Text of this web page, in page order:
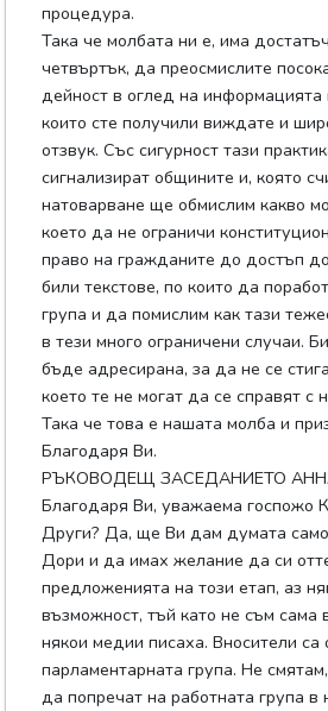
процедура.
Така че молбата ни е, има
четвъртък, да преосмислите
дейност в оглед на информацията
които сте получили виждате и
отзвук. Със сигурност тази
сигнализират общините и, която
натоварване ще обмислим какво
което да не ограничи
право на гражданите до достъп
били текстове, по които да
група и да помислим как тази
в тези много ограничени случаи.
бъде адресирана, за да не се
което те не могат да се справят с
Така че това е нашата молба и
Благодаря Ви.
РЪКОВОДЕЩ ЗАСЕДАНИЕТО
Благодаря Ви, уважаема госпожо
Други? Да, ще Ви дам думата
Дори и да имах желание да си
предложенията на този етап, аз
възможност, тъй като не съм сама
някои медии писаха. Вносители са
парламентарната група. Не
да попречат на работната група в